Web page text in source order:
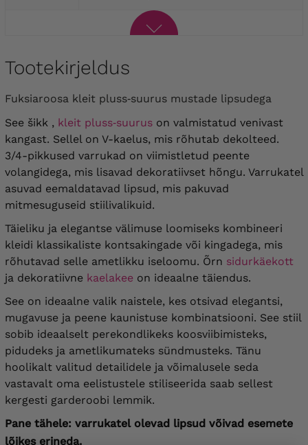
Tootekirjeldus
Fuksiaroosa kleit pluss‑suurus mustade lipsudega
See šikk , kleit pluss‑suurus on valmistatud venivast
kangast. Sellel on V-kaelus, mis rõhutab dekolteed.
3/4-pikkused varrukad on viimistletud peente
volangidega, mis lisavad dekoratiivset hõngu. Varrukatel
asuvad eemaldatavad lipsud, mis pakuvad
mitmesuguseid stiilivalikuid.
Täieliku ja elegantse välimuse loomiseks kombineeri
kleidi klassikaliste kontsakingade või kingadega, mis
rõhutavad selle ametlikku iseloomu. Õrn sidurkäekott
ja dekoratiivne kaelakee on ideaalne täiendus.
See on ideaalne valik naistele, kes otsivad elegantsi,
mugavuse ja peene kaunistuse kombinatsiooni. See stiil
sobib ideaalselt perekondlikeks koosviibimisteks,
pidudeks ja ametlikumateks sündmusteks. Tänu
hoolikalt valitud detailidele ja võimalusele seda
vastavalt oma eelistustele stiliseerida saab sellest
kergesti garderoobi lemmik.
Pane tähele: varrukatel olevad lipsud võivad esemete
lõikes erineda.